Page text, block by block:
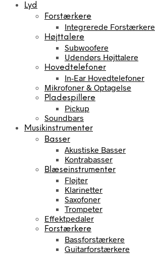
Lyd
Forstærkere
Integrerede Forstærkere
Højttalere
Subwoofere
Udendørs Højttalere
Hovedtelefoner
In-Ear Hovedtelefoner
Mikrofoner & Optagelse
Pladespillere
Pickup
Soundbars
Musikinstrumenter
Basser
Akustiske Basser
Kontrabasser
Blæseinstrumenter
Fløjter
Klarinetter
Saxofoner
Trompeter
Effektpedaler
Forstærkere
Bassforstærkere
Guitarforstærkere